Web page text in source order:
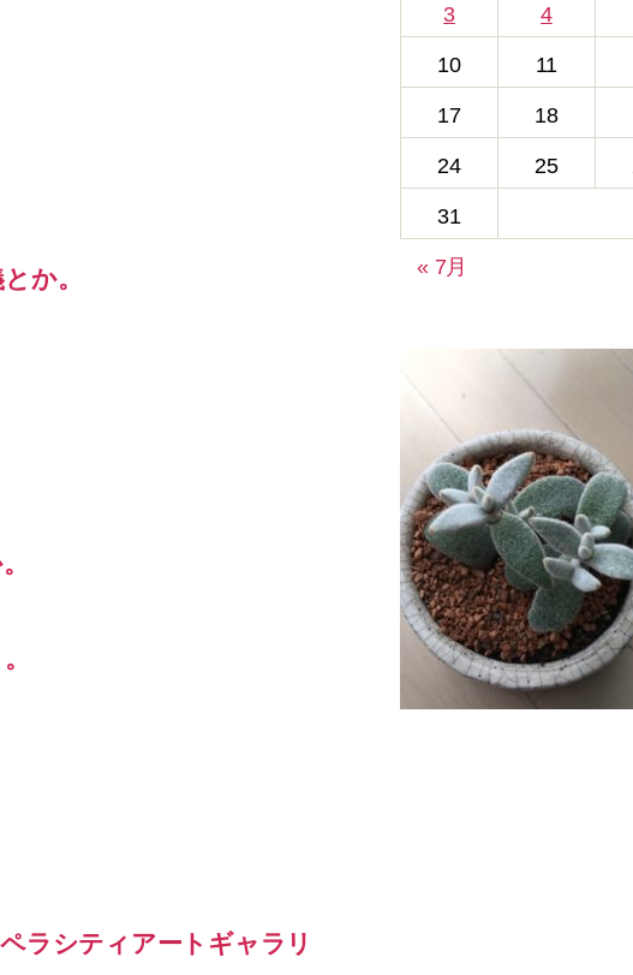
か。
ラシティアートギャラリ
3 4
10 11
17 18
24 25
31
« 7月